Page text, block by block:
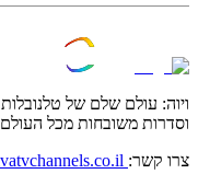
ויוה: עולם שלם של טלנובלות
וסדרות משובחות מכל העולם
צרו קשר: